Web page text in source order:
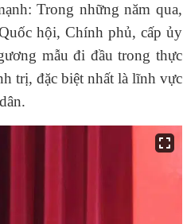
Trong những năm qua,
hội, Chính phủ, cấp ủy
mẫu đi đầu trong thực
trị, đặc biệt nhất là lĩnh vực